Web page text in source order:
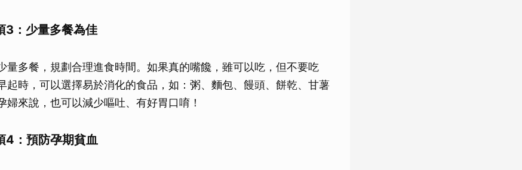
3：少量多餐為佳
量多餐，規劃合理進食時間。如果真的嘴饞，雖可以吃，但不要吃
起時，可以選擇易於消化的食品，如：粥、麵包、饅頭、餅乾、甘薯
婦來說，也可以減少嘔吐、有好胃口唷！
4：預防孕期貧血